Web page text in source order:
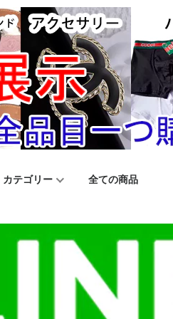
カテゴリー 全ての商品